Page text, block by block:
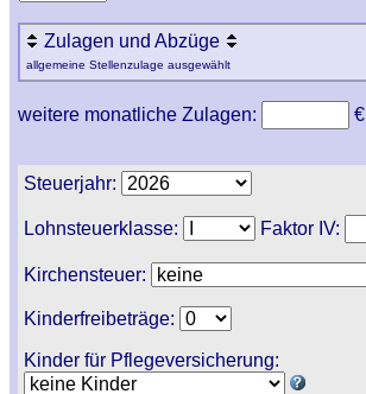
Zulagen und Abzüge
allgemeine Stellenzulage ausgewählt
weitere monatliche Zulagen: €
Steuerjahr:
Lohnsteuerklasse: Faktor IV:
Kirchensteuer:
Kinderfreibeträge:
Kinder für Pflegeversicherung: